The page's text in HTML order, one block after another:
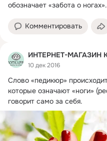
обозначает «забота о ногах».
Комментировать
10 дек 2016
Слово «педикюр»
которые означают «ноги»
говорит само за себя.